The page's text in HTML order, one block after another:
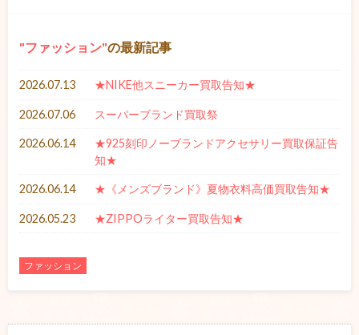
ファッション の最新記事
2026.07.13 ★NIKE他スニーカー買取告知★
2026.07.06 スーパーブランド買取祭
2026.06.14
★925刻印ノーブランドアクセサリー買取保証告
知★
2026.06.14 ★《メンズブランド》夏物衣料高価買取告知★
2026.05.23 ★ZIPPOライター買取告知★
ファッション